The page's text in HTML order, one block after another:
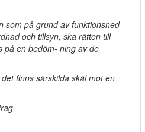
som på grund av funktionsned-
och tillsyn, ska rätten till
på en bedöm- ning av de
finns särskilda skäl mot en